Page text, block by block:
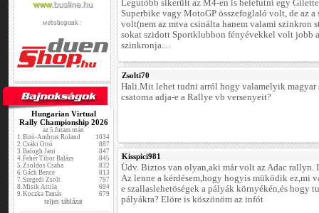
webshopunk :
Hungarian Virtual
Rally Championship 2026
az 5.futam után
1.Biró-Ambrus Roland
1034
2.Csáki Ottó
887
3.Balogh Jani
847
4.Fehér Tibor Balázs
845
5.Zsoldos Csaba
832
6.Gách Bence
813
7.Szegedi Zsolt
797
8.Misik Attila
694
9.Koczka Tamás 679
teljes táblázat
Legutóbb sikerült az M4-en is belefutni egy
Superbike vagy MotoGP összefoglaló volt, de az a
volt(nem az mtva csinálta hanem valami szinkron
sokat szidott Sportklubbon fényévekkel volt jobb
szinkronja....
Zsolti70
Hali.Mit lehet tudni arról hogy valamelyik magyar
csatorna adja-e a Rallye vb versenyeit?
Kisspici981
Üdv. Biztos van olyan,aki már volt az Adac rallyn.
Az lenne a kérdésem,hogy hogyis müködik ez,mi
e szallaslehetöségek a pályák környékén,és hogy
pályákra? Elöre is köszönöm az infót